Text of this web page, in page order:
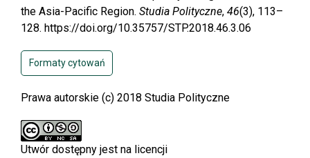
the Asia-Pacific Region. Studia Polityczne, 46(3), 113–
128. https://doi.org/10.35757/STP.2018.46.3.06
Formaty cytowań
Prawa autorskie (c) 2018 Studia Polityczne
Utwór dostępny jest na licencji